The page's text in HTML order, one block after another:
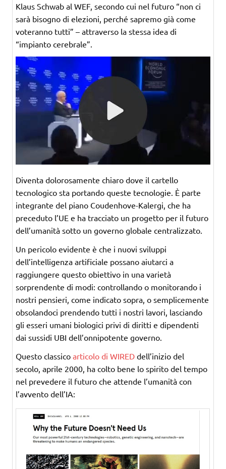
Klaus Schwab al WEF, secondo cui nel futuro “non ci
sarà bisogno di elezioni, perché sapremo già come
voteranno tutti” – attraverso la stessa idea di
“impianto cerebrale”.
Diventa dolorosamente chiaro dove il cartello
tecnologico sta portando queste tecnologie. È parte
integrante del piano Coudenhove-Kalergi, che ha
preceduto l’UE e ha tracciato un progetto per il futuro
dell’umanità sotto un governo globale centralizzato.
Un pericolo evidente è che i nuovi sviluppi
dell’intelligenza artificiale possano aiutarci a
raggiungere questo obiettivo in una varietà
sorprendente di modi: controllando o monitorando i
nostri pensieri, come indicato sopra, o semplicemente
obsolandoci prendendo tutti i nostri lavori, lasciando
gli esseri umani biologici privi di diritti e dipendenti
dai sussidi UBI dell’onnipotente governo.
Questo classicoarticolo di WIRED dell’inizio del
secolo, aprile 2000, ha colto bene lo spirito del tempo
nel prevedere il futuro che attende l’umanità con
l’avvento dell’IA: